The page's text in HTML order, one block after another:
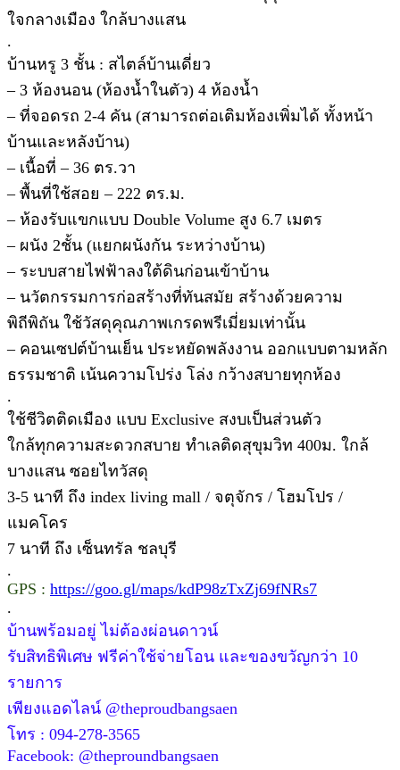
ใจกลางเมือง ใกล้บางแสน
.
บ้านหรู 3 ชั้น : สไตล์บ้านเดี่ยว
– 3 ห้องนอน (ห้องน้ำในตัว) 4 ห้องน้ำ
– ที่จอดรถ 2-4 คัน (สามารถต่อเติมห้องเพิ่มได้ ทั้งหน้า
บ้านและหลังบ้าน)
– เนื้อที่ – 36 ตร.วา
– พื้นที่ใช้สอย – 222 ตร.ม.
– ห้องรับแขกแบบ Double Volume สูง 6.7 เมตร
– ผนัง 2ชั้น (แยกผนังกัน ระหว่างบ้าน)
– ระบบสายไฟฟ้าลงใต้ดินก่อนเข้าบ้าน
– นวัตกรรมการก่อสร้างที่ทันสมัย สร้างด้วยความ
พิถีพิถัน ใช้วัสดุคุณภาพเกรดพรีเมี่ยมเท่านั้น
– คอนเซปต์บ้านเย็น ประหยัดพลังงาน ออกแบบตามหลัก
ธรรมชาติ เน้นความโปร่ง โล่ง กว้างสบายทุกห้อง
.
ใช้ชีวิตติดเมือง แบบ Exclusive สงบเป็นส่วนตัว
ใกล้ทุกความสะดวกสบาย ทำเลติดสุขุมวิท 400ม. ใกล้
บางแสน ซอยไทวัสดุ
3-5 นาที ถึง index living mall / จตุจักร / โฮมโปร /
แมคโคร
7 นาที ถึง เซ็นทรัล ชลบุรี
.
GPS : https://goo.gl/maps/kdP98zTxZj69fNRs7
.
บ้านพร้อมอยู่ ไม่ต้องผ่อนดาวน์
รับสิทธิพิเศษ ฟรีค่าใช้จ่ายโอน และของขวัญกว่า 10
รายการ
เพียงแอดไลน์ @theproudbangsaen
โทร : 094-278-3565
Facebook: @theproundbangsaen